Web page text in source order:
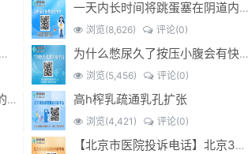
一天内长时间将跳蛋塞在阴道内 有什么危害免...(跳蛋是放哪里)
浏览(8,626) 评论(0)
经常sm灌肠有什么危害吗-求医问药- 为什么憋尿久了按压小腹会有快感_-
浏览(5,456) 评论(0)
憋尿时 按压小腹产生快感(憋尿的时候按压小腹是什么感觉) 高h榨乳疏通乳孔扩张
浏览(4,421) 评论(0)
【北京市医院投诉电话】北京301医院电话--(北京301医院投诉电话多少)